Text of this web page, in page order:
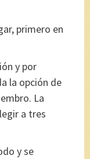
primero en
y por
la opción de
La
a tres
y se